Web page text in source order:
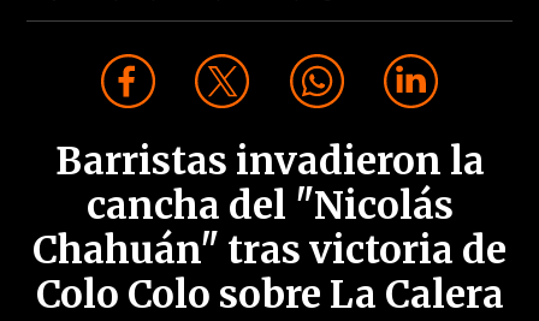
Barristas invadieron la
cancha del "Nicolás
Chahuán" tras victoria de
Colo Colo sobre La Calera